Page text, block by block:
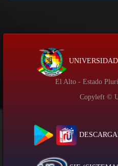
El Alto - Estado
Copyleft ©